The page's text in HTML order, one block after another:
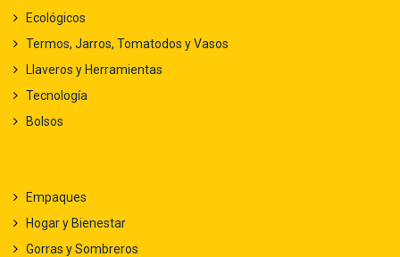
Ecológicos
Termos, Jarros, Tomatodos y Vasos
Llaveros y Herramientas
Tecnología
Bolsos
Empaques
Hogar y Bienestar
Gorras y Sombreros